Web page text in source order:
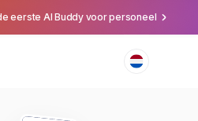
eerste AI Buddy voor personeel